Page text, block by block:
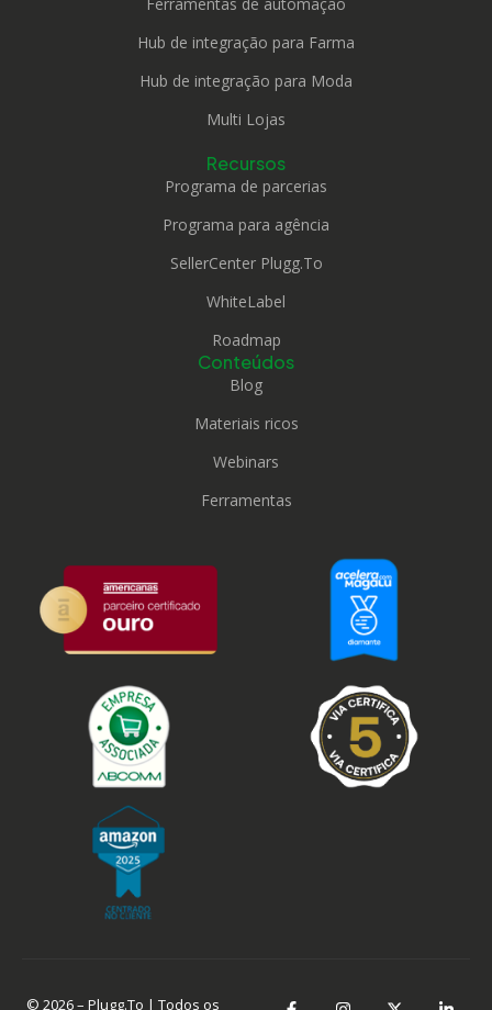
Hub de integração para Farma
Hub de integração para Moda
Multi Lojas
Recursos
Programa de parcerias
Programa para agência
SellerCenter Plugg.To
WhiteLabel
Roadmap
Conteúdos
Blog
Materiais ricos
Webinars
Ferramentas
© 2026 – Plugg.To | Todos os